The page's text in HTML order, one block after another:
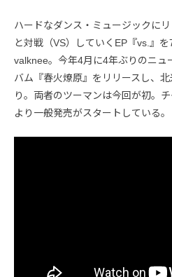
ハードなダンス・ミュージックに
と対戦（VS）していくEP『vs.』
valknee。今年4月に4年ぶりのニュ
バム『春火燎原』をリリースし、
り。両者のツーマンは今回が初。
より一般発売がスタートしている。